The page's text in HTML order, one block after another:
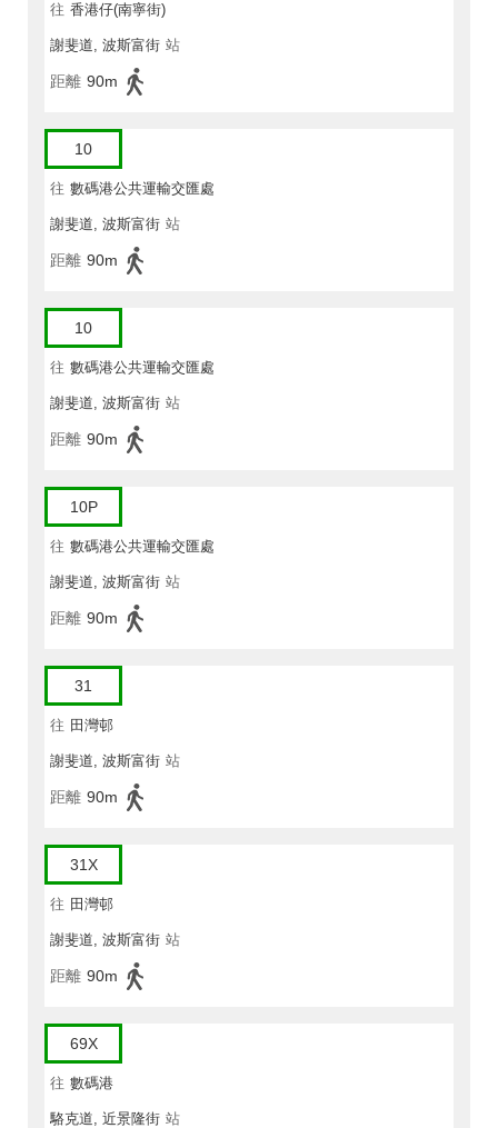
往 香港仔(南寧街)
謝斐道, 波斯富街 站
距離 90m
10
往 數碼港公共運輸交匯處
謝斐道, 波斯富街 站
距離 90m
10
往 數碼港公共運輸交匯處
謝斐道, 波斯富街 站
距離 90m
10P
往 數碼港公共運輸交匯處
謝斐道, 波斯富街 站
距離 90m
31
往 田灣邨
謝斐道, 波斯富街 站
距離 90m
31X
往 田灣邨
謝斐道, 波斯富街 站
距離 90m
69X
往 數碼港
駱克道, 近景隆街 站